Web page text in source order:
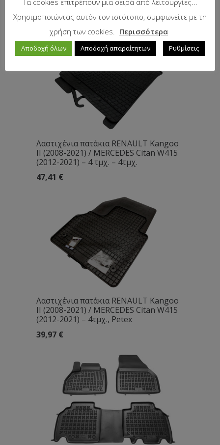
(2012-2021) – 2τμχ.
36,58€
Λαστιχένια πατάκια RENAULT Kangoo
II (2008-2021) / MERCEDES Citan W415
(2012-2021) – 4 τμχ. – 4τμχ.
47,41 €
Λαστιχένια πατάκια RENAULT Kangoo
II (2008-2021) / MERCEDES Citan W415
(2012-2021) – 4τμχ., Petex
39,97 €
Τα cookies επιτρέπουν μια σειρά από λειτουργίες...
Χρησιμοποιώντας αυτόν τον ιστότοπο, συμφωνείτε με τη
χρήση των cookies. Περισσότερα
Αποδοχή όλων Αποδοχή απαραίτητων Ρυθμίσεις